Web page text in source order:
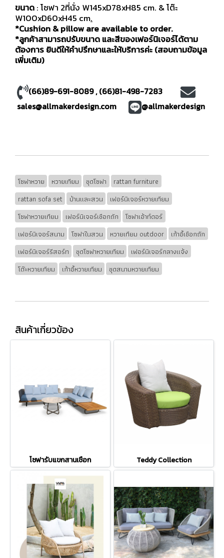
ขนาด: โซฟา 2ที่นั่ง W145xD78xH85 cm. & โต๊ะ
W100xD60xH45 cm.
*Cushion & pillow are available to order.
*ลูกค้าสามารถปรับขนาด และสีของเฟอร์นิเจอร์ได้ตาม
ต้องการ ยินดีให้คำปรึกษาและให้บริการค่ะ (สอบถามข้อมูล
เพิ่มเติม)
(66)89-691-8089,(66)81-498-7283
sales@allmakerdesign.com
@allmakerdesign
โซฟาหวาย หวายเทียม ชุดโซฟา
rattan furniture
rattan sofa set
บ้านและสวน
เฟอร์นิเจอร์หวายเทียม
โซฟาหวายเทียม
เฟอร์นิเจอร์เชือกถัก
โซฟาเอ้าท์ดอร์
เฟอร์นิเจอร์สนาม
โซฟาในสวน หวายเทียม outdoor
เก้าอี้เชือกถัก
เฟอร์นิเจอร์รีสอร์ท
ชุดโซฟาหวายเทียม
เฟอร์นิเจอร์กลางแจ้ง
โต๊ะหวายเทียม
เก้าอี้หวายเทียม ชุดสนามหวายเทียม
สินค้าเกี่ยวข้อง
โซฟารับแขกสานเชือก Teddy Collection